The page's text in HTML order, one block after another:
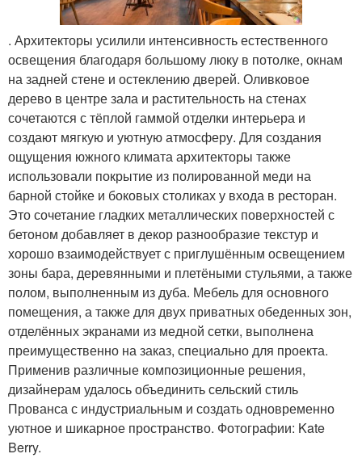
. Архитекторы усилили интенсивность естественного
освещения благодаря большому люку в потолке, окнам
на задней стене и остеклению дверей. Оливковое
дерево в центре зала и растительность на стенах
сочетаются с тёплой гаммой отделки интерьера и
создают мягкую и уютную атмосферу. Для создания
ощущения южного климата архитекторы также
использовали покрытие из полированной меди на
барной стойке и боковых столиках у входа в ресторан.
Это сочетание гладких металлических поверхностей с
бетоном добавляет в декор разнообразие текстур и
хорошо взаимодействует с приглушённым освещением
зоны бара, деревянными и плетёными стульями, а также
полом, выполненным из дуба. Мебель для основного
помещения, а также для двух приватных обеденных зон,
отделённых экранами из медной сетки, выполнена
преимущественно на заказ, специально для проекта.
Применив различные композиционные решения,
дизайнерам удалось объединить сельский стиль
Прованса с индустриальным и создать одновременно
уютное и шикарное пространство. Фотографии: Kate
Berry.